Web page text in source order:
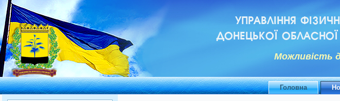
УПРАВЛІННЯ
ДОНЕЦЬКОЇ ОБЛАСНОЇ
Можливiсть
Головна